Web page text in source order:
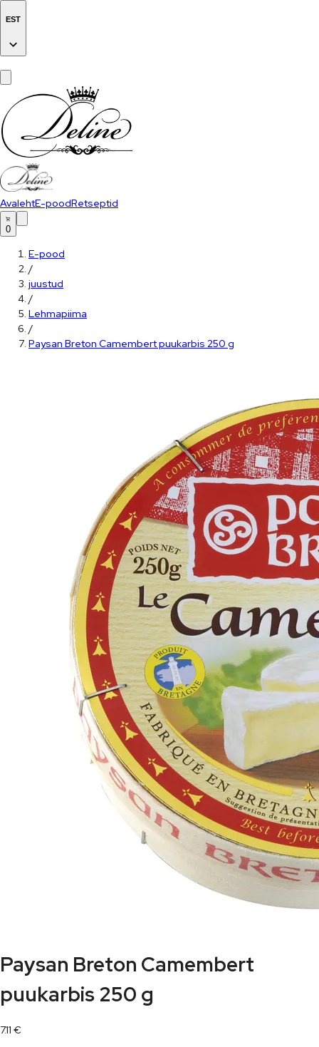
EST
AvalehtE-poodRetseptid
0
E-pood
/
juustud
/
Lehmapiima
/
Paysan Breton Camembert puukarbis 250 g
Paysan Breton Camembert
puukarbis 250 g
7.11 €